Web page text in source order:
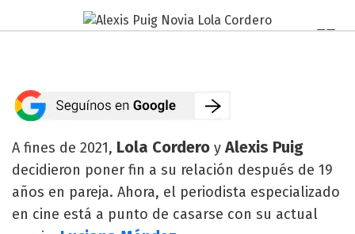
A fines de 2021, Lola Cordero y Alexis Puig
decidieron poner fin a su relación después de 19
años en pareja. Ahora, el periodista especializado
en cine está a punto de casarse con su actual